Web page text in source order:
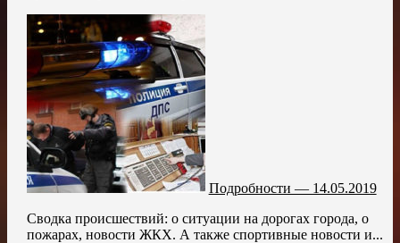
Подробности — 14.05.2019
Сводка происшествий: о ситуации на дорогах города, о
пожарах, новости ЖКХ. А также спортивные новости и...